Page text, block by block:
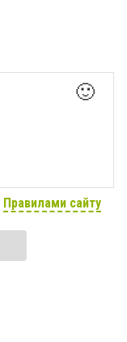
🙂
Правилами сайту